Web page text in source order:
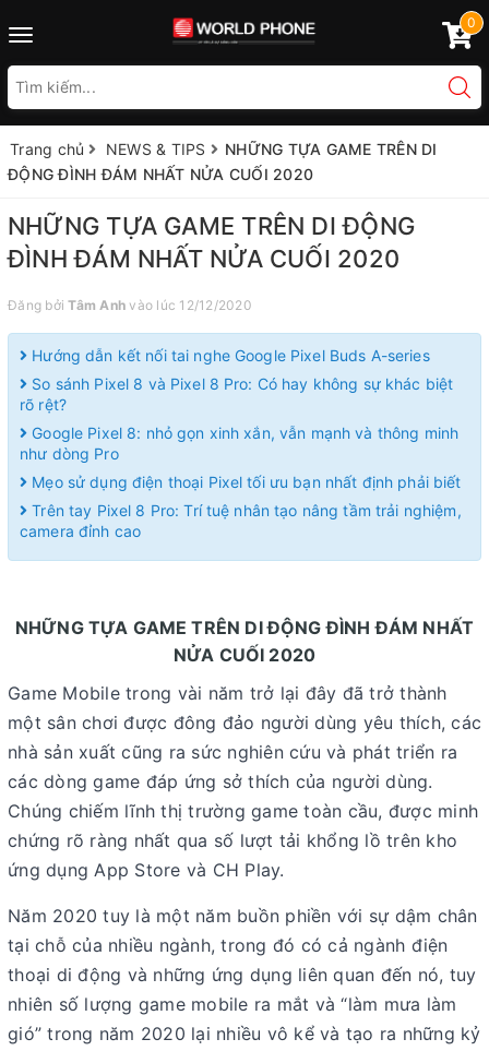
Toggle
0
Trang chủ NEWS & TIPS
NHỮNG TỰA GAME TRÊN DI
ĐỘNG ĐÌNH ĐÁM NHẤT NỬA CUỐI 2020
NHỮNG TỰA GAME TRÊN DI ĐỘNG
ĐÌNH ĐÁM NHẤT NỬA CUỐI 2020
Đăng bởiTâm Anh vào lúc 12/12/2020
Hướng dẫn kết nối tai nghe Google Pixel Buds A-series
So sánh Pixel 8 và Pixel 8 Pro: Có hay không sự khác biệt
rõ rệt?
Google Pixel 8: nhỏ gọn xinh xắn, vẫn mạnh và thông minh
như dòng Pro
Mẹo sử dụng điện thoại Pixel tối ưu bạn nhất định phải biết
Trên tay Pixel 8 Pro: Trí tuệ nhân tạo nâng tầm trải nghiệm,
camera đỉnh cao
NHỮNG TỰA GAME TRÊN DI ĐỘNG ĐÌNH ĐÁM NHẤT
NỬA CUỐI 2020
Game Mobile trong vài năm trở lại đây đã trở thành
một sân chơi được đông đảo người dùng yêu thích, các
nhà sản xuất cũng ra sức nghiên cứu và phát triển ra
các dòng game đáp ứng sở thích của người dùng.
Chúng chiếm lĩnh thị trường game toàn cầu, được minh
chứng rõ ràng nhất qua số lượt tải khổng lồ trên kho
ứng dụng App Store và CH Play.
Năm 2020 tuy là một năm buồn phiền với sự dậm chân
tại chỗ của nhiều ngành, trong đó có cả ngành điện
thoại di động và những ứng dụng liên quan đến nó, tuy
nhiên số lượng game mobile ra mắt và “làm mưa làm
gió” trong năm 2020 lại nhiều vô kể và tạo ra những kỷ